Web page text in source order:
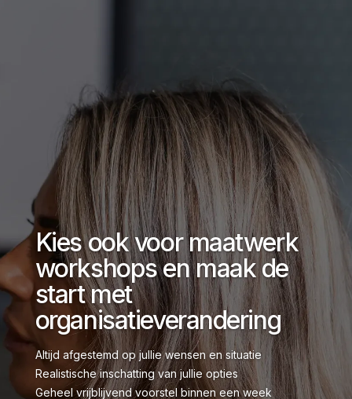
Kies ook voor maatwerk
workshops en maak de
start met
organisatieverandering
Altijd afgestemd op jullie wensen en situatie
Realistische inschatting van jullie opties
Geheel vrijblijvend voorstel binnen een week